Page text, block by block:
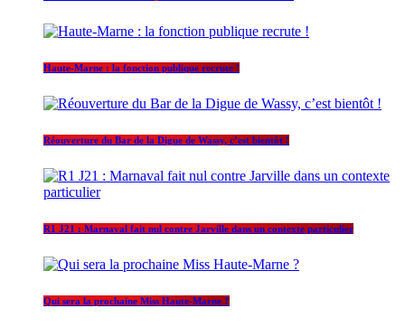
Haute-Marne : la fonction publique recrute !
Réouverture du Bar de la Digue de Wassy, c’est bientôt !
R1 J21 : Marnaval fait nul contre Jarville dans un contexte particulier
Qui sera la prochaine Miss Haute-Marne ?